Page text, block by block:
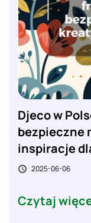
Djeco w
bezpieczne
inspiracje
 2025-06-06
Czytaj